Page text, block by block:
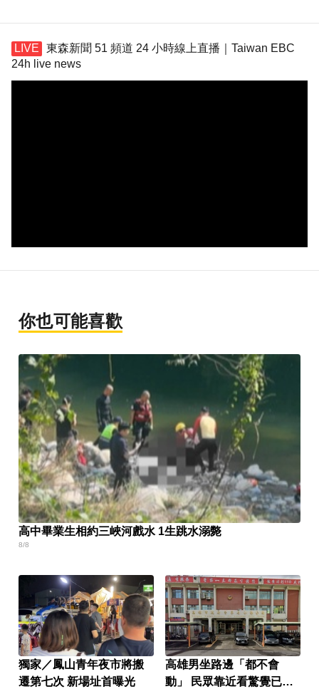
東森新聞 51 頻道 24 小時線上直播｜Taiwan EBC
24h live news
你也可能喜歡
高中畢業生相約三峽河戲水 1生跳水溺斃
8/8
獨家／鳳山青年夜市將搬
遷第七次 新場址首曝光
高雄男坐路邊「都不會
動」 民眾靠近看驚覺已死